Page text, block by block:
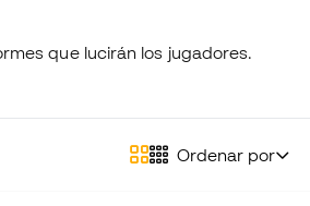
uniformes que lucirán los jugadores.
Ordenar por